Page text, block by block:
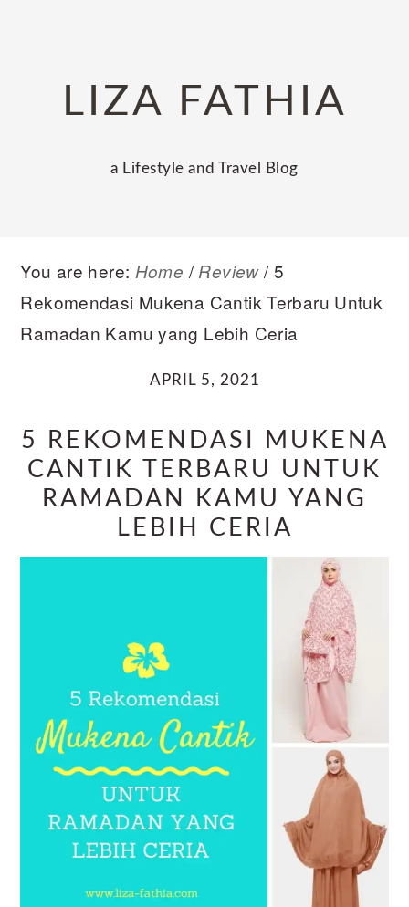
navigationLIZA FATHIA
a Lifestyle and Travel Blog
You are here: Home / Review /5
Rekomendasi Mukena Cantik Terbaru Untuk
Ramadan Kamu yang Lebih Ceria
APRIL 5, 2021
5 REKOMENDASI MUKENA
CANTIK TERBARU UNTUK
RAMADAN KAMU YANG
LEBIH CERIA